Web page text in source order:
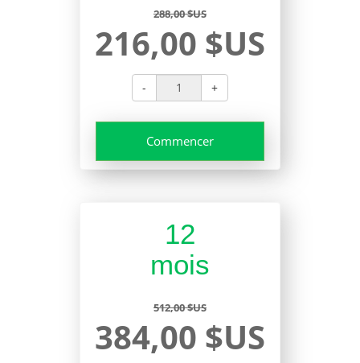
288,00 $US
216,00 $US
- +
Commencer
12
mois
512,00 $US
384,00 $US